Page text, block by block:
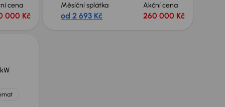
cena
000 Kč
Měsíční splátka
od 2 693 Kč
Akční cena
260 000 Kč